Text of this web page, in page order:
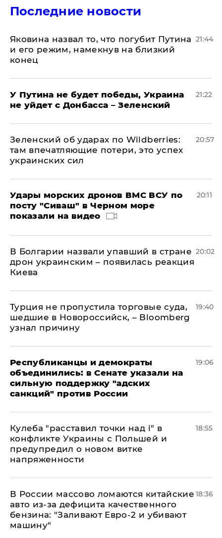
Последние новости
Яковина назвал то, что погубит Путина
и его режим, намекнув на близкий
конец
21:44
У Путина не будет победы, Украина
не уйдет с Донбасса – Зеленский
21:22
Зеленский об ударах по Wildberries:
там впечатляющие потери, это успех
украинских сил
20:57
Удары морских дронов ВМС ВСУ по
посту "Сиваш" в Черном море
показали на видео
20:11
В Болгарии назвали упавший в стране
дрон украинским – появилась реакция
Киева
20:02
Турция не пропустила торговые суда,
шедшие в Новороссийск, – Bloomberg
узнал причину
19:40
Республиканцы и демократы
объединились: в Сенате указали на
сильную поддержку "адских
санкций" против России
19:06
Кулеба "расставил точки над і" в
конфликте Украины с Польшей и
предупредил о новом витке
напряженности
18:55
В России массово ломаются китайские
авто из-за дефицита качественного
бензина: "Заливают Евро-2 и убивают
машину"
18:36